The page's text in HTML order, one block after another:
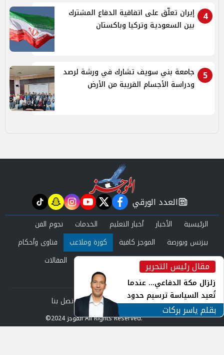
4
إيران تعلّق على اتفاقية الدفاع المشترك
بين السعودية وتركيا وباكستان
5
جامعة بني سويف تشارك في ورشة لرصد
ودراسة الأجسام القريبة من الأرض
مقال رئيس التحرير
زلزال مكة الدفاعي... عندما
تُعيد السياسة ترسيم حدود
الأمن القومي العربي
بقلم ياسر بركات
newspaper
العدد الورقي facebook
twitter
youtube
instagram
snapchat
tiktok
الرئيسية الأخبار أخبار التعليم الخدمات
نجوم الفن
بيزنس وبورصة
الموجز كافية كورة وملاعب
فتاوى وأحكام
صحة وجمال
عرب وعالم حوادث ومحاكم
المقالات
العدد الورقي
من نحن
سياسة الخصوصية اتصل بنا
©2024 الموجز All Rights Reserved.